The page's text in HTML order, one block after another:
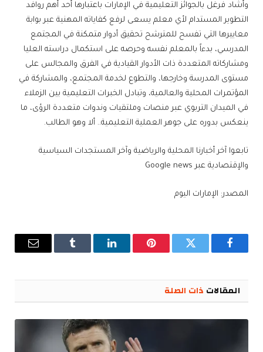
وأشاد فرغل بالجوائز التعليمية في الإمارات باعتبارها أحد أهم روافد
التطوير المستدام لأي معلم يسعى لرفع كفاياته المهنية عبر بوابة
معاييرها التي تفسح للمترشح تحقيق أدوار متمكنة في المجتمع
المدرسي، بدءاً بالمعلم نفسه وحرصه على استكمال دراسته العليا
ومشاركاته المتعددة ذات الأدوار القيادية في الفرق والمجالس على
مستوى المدرسة وخارجها، والتطوع لخدمة المجتمع، والمشاركة في
المؤتمرات المحلية والعالمية، وتبادل الخبرات التعليمية بين الزملاء
في الميدان التربوي عبر منصات وملتقيات وندوات متعددة الرؤى، ما
ينعكس بدوره على جوهر العملية التعليمية.. ألا وهو الطالب.
تابعوا آخر أخبارنا المحلية والرياضية وآخر المستجدات السياسية
والإقتصادية عبر Google news
المصدر: الإمارات اليوم
فيسبوك تويتر بينتيريستلينكدإن Tumblr
البريد
المقالات ذات الصلة